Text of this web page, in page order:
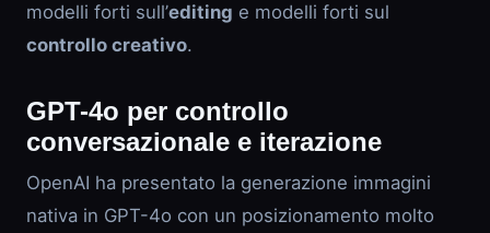
modelli forti sull’editing e modelli forti sul
controllo creativo.
GPT-4o per controllo
conversazionale e iterazione
OpenAI ha presentato la generazione immagini
nativa in GPT-4o con un posizionamento molto